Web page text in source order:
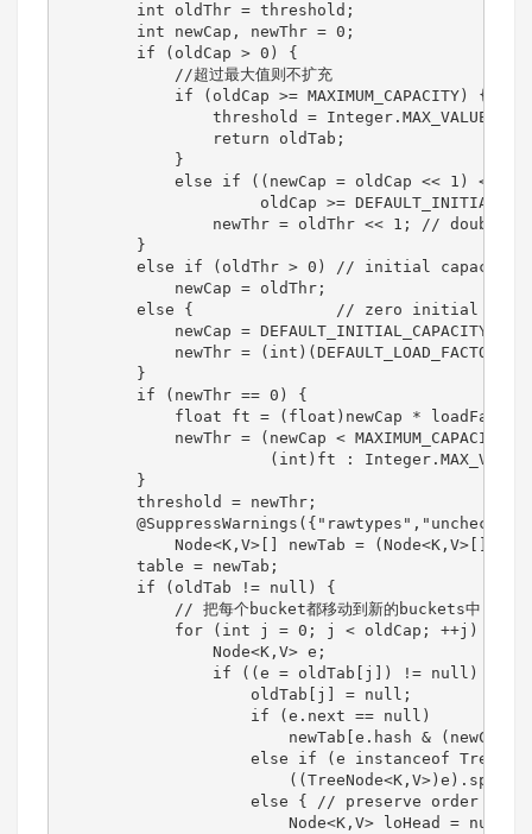
        int oldThr = threshold;
        int newCap, newThr = 0;
        if (oldCap > 0) {
            //超过最大值则不扩充
            if (oldCap >= MAXIMUM_CAPACITY) {
                threshold = Integer.MAX_VALUE;
                return oldTab;
            }
else if ((newCap = oldCap << 1) <
oldCap >=
newThr = oldThr << 1; // double
        }
else if (oldThr > 0) // initial capacity
            newCap = oldThr;
else {               // zero initial
            newCap = DEFAULT_INITIAL_CAPACITY;
newThr = (int)(DEFAULT_LOAD_FACTOR *
        }
        if (newThr == 0) {
float ft = (float)newCap *
newThr = (newCap < MAXIMUM_CAPACITY
(int)ft :
        }
        threshold = newThr;
Node<K,V>[] newTab = (Node<K,V>[])new
        table = newTab;
        if (oldTab != null) {
            // 把每个bucket都移动到新的buckets中
            for (int j = 0; j < oldCap; ++j) {
                Node<K,V> e;
                if ((e = oldTab[j]) != null) {
                    oldTab[j] = null;
                    if (e.next == null)
newTab[e.hash & (newCap -
else if (e instanceof
                    else { // preserve order
Node<K,V> loHead = null,